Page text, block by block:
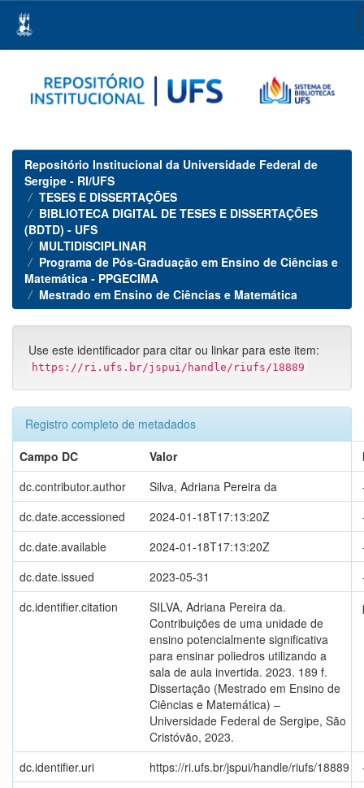
navigation
Repositório Institucional da Universidade Federal de
Sergipe - RI/UFS
TESES E DISSERTAÇÕES
BIBLIOTECA DIGITAL DE TESES E DISSERTAÇÕES
(BDTD) - UFS
MULTIDISCIPLINAR
Programa de Pós-Graduação em Ensino de Ciências e
Matemática - PPGECIMA
Mestrado em Ensino de Ciências e Matemática
Use este identificador para citar ou linkar para este item:
https://ri.ufs.br/jspui/handle/riufs/18889
Registro completo de metadados
Campo DC
Valor
dc.contributor.author
Silva, Adriana Pereira da
dc.date.accessioned
2024-01-18T17:13:20Z
dc.date.available
2024-01-18T17:13:20Z
dc.date.issued
2023-05-31
dc.identifier.citation
SILVA, Adriana Pereira da.
Contribuições de uma unidade de
ensino potencialmente significativa
para ensinar poliedros utilizando a
sala de aula invertida. 2023. 189 f.
Dissertação (Mestrado em Ensino de
Ciências e Matemática) –
Universidade Federal de Sergipe, São
Cristóvão, 2023.
dc.identifier.uri https://ri.ufs.br/jspui/handle/riufs/18889